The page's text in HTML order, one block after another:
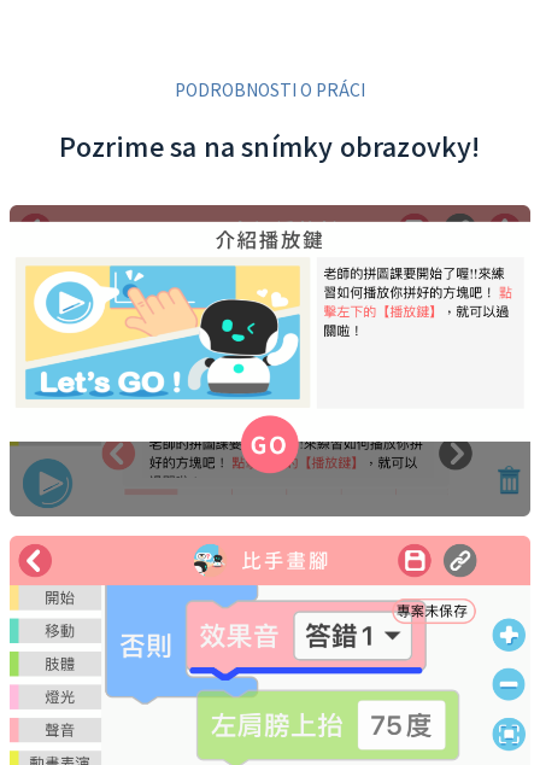
PODROBNOSTI O PRÁCI
Pozrime sa na snímky obrazovky!